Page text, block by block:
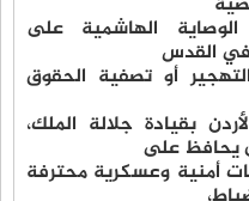
الوصاية الهاشمية على
في القدس
أو تصفية الحقوق
بقيادة جلالة الملك،
يحافظ على
أمنية وعسكرية محترفة